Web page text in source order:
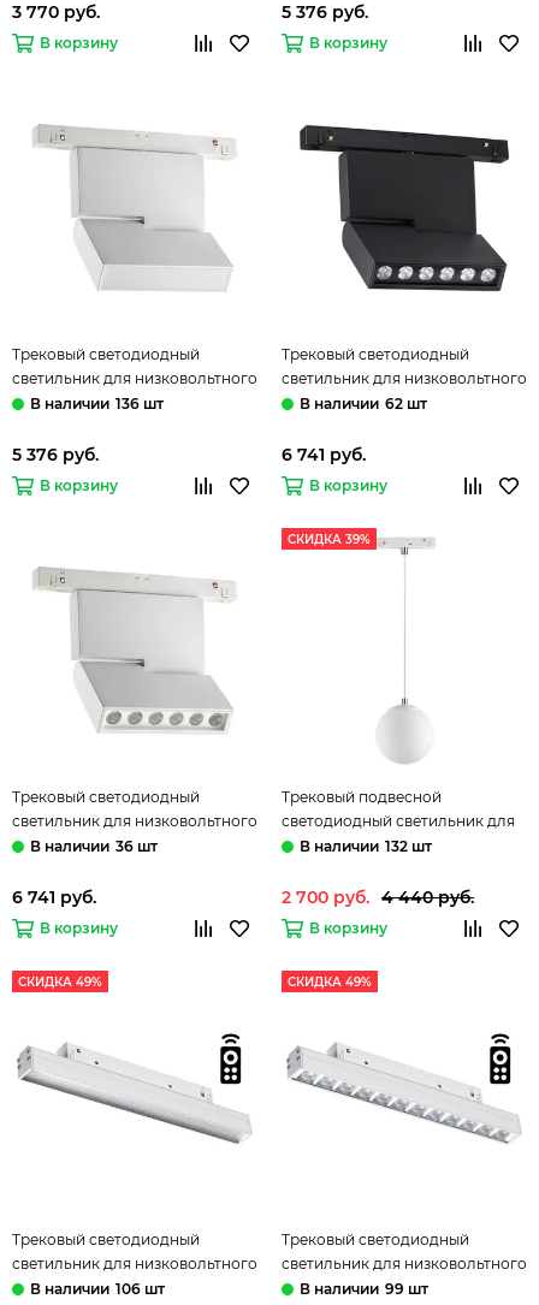
3 770 руб.
В корзину
5 376 руб.
В корзину
Трековый светодиодный
светильник для низковольтного
шинопровода 358466 белый
136 шт
5 376 руб.
В корзину
Трековый светодиодный
светильник для низковольтного
шинопровода 358467 черный
62 шт
6 741 руб.
В корзину
Трековый светодиодный
светильник для низковольтного
шинопровода 358468 белый
36 шт
6 741 руб.
В корзину
СКИДКА 39%
Трековый подвесной
светодиодный светильник для
низковольтного шинопровода
132 шт
2 700 руб. 4 440 руб.
В корзину
СКИДКА 49%
Трековый светодиодный
светильник для низковольтного
шинопровода с пультом
106 шт
СКИДКА 49%
Трековый светодиодный
светильник для низковольтного
шинопровода с пультом
99 шт